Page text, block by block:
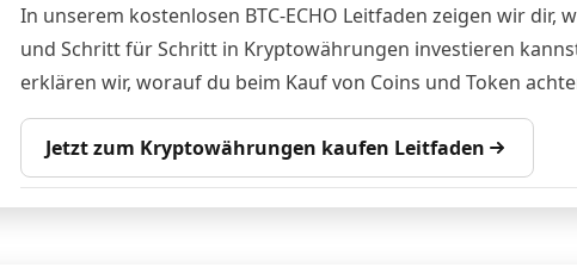
In unserem kostenlosen BTC-ECHO Leitfaden zeigen wir dir,
und Schritt für Schritt in Kryptowährungen investieren
erklären wir, worauf du beim Kauf von Coins und Token
Jetzt zum Kryptowährungen kaufen Leitfaden